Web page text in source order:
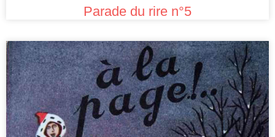
Parade du rire n°5